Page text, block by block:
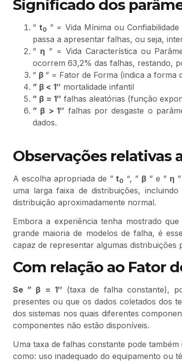
Significado dos
”t0 ” = Vida Mínima ou
passa a apresentar falhas, ou seja,
” η ” = Vida Característica ou
ocorrem 63,2% das falhas, restando,
” β ” = Fator de Forma (indica a forma
” β < 1″ mortalidade infantil
” β = 1″ falhas aleatórias (função
” β > 1″ falhas por desgaste o
dados.
Observações relativas
A escolha apropriada de ”t0 “, ” β ” e ” η
uma larga faixa de distribuições,
distribuição aproximadamente normal.
Embora a experiência tenha mostrado
grande maioria de modelos de falha, é
capaz de representar algumas
Com relação ao Fator
Se ” β = 1″ (taxa de falha constante),
presentes ou que os dados coletados dos
dos sistemas nos quais diferentes
componentes não estão disponíveis.
Uma taxa de falhas constante pode
como: uso inadequado do equipamento ou